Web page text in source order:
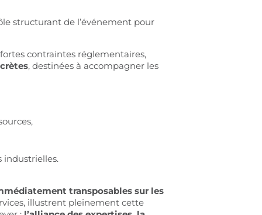
structurant de l’événement pour
contraintes réglementaires,
, destinées à accompagner les
industrielles.
transposables sur les
illustrent pleinement cette